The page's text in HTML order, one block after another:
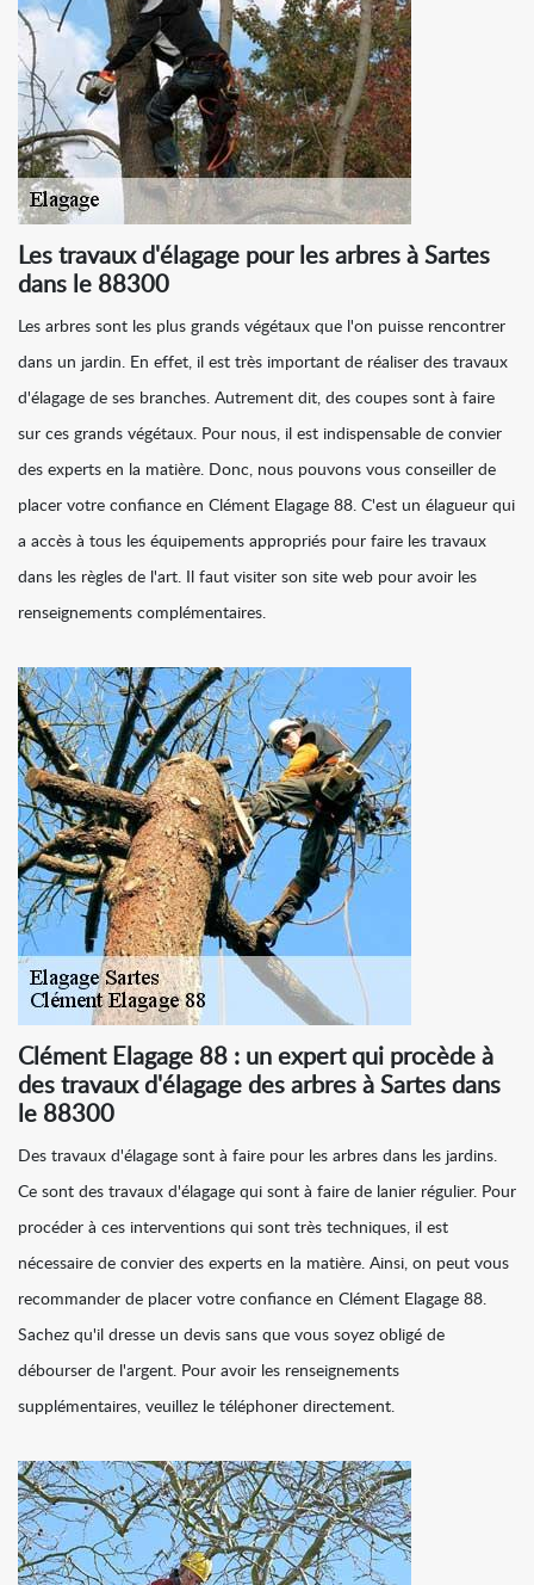
Les travaux d'élagage pour les arbres à Sartes
dans le 88300
Les arbres sont les plus grands végétaux que l'on puisse rencontrer
dans un jardin. En effet, il est très important de réaliser des travaux
d'élagage de ses branches. Autrement dit, des coupes sont à faire
sur ces grands végétaux. Pour nous, il est indispensable de convier
des experts en la matière. Donc, nous pouvons vous conseiller de
placer votre confiance en Clément Elagage 88. C'est un élagueur qui
a accès à tous les équipements appropriés pour faire les travaux
dans les règles de l'art. Il faut visiter son site web pour avoir les
renseignements complémentaires.
Clément Elagage 88 : un expert qui procède à
des travaux d'élagage des arbres à Sartes dans
le 88300
Des travaux d'élagage sont à faire pour les arbres dans les jardins.
Ce sont des travaux d'élagage qui sont à faire de lanier régulier. Pour
procéder à ces interventions qui sont très techniques, il est
nécessaire de convier des experts en la matière. Ainsi, on peut vous
recommander de placer votre confiance en Clément Elagage 88.
Sachez qu'il dresse un devis sans que vous soyez obligé de
débourser de l'argent. Pour avoir les renseignements
supplémentaires, veuillez le téléphoner directement.